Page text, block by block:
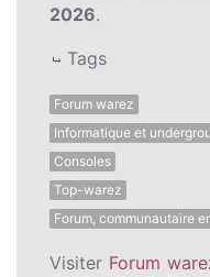
2026.
Tags
Forum warez
Informatique et
Consoles
Top-warez
Forum, communautaire
Visiter Forum